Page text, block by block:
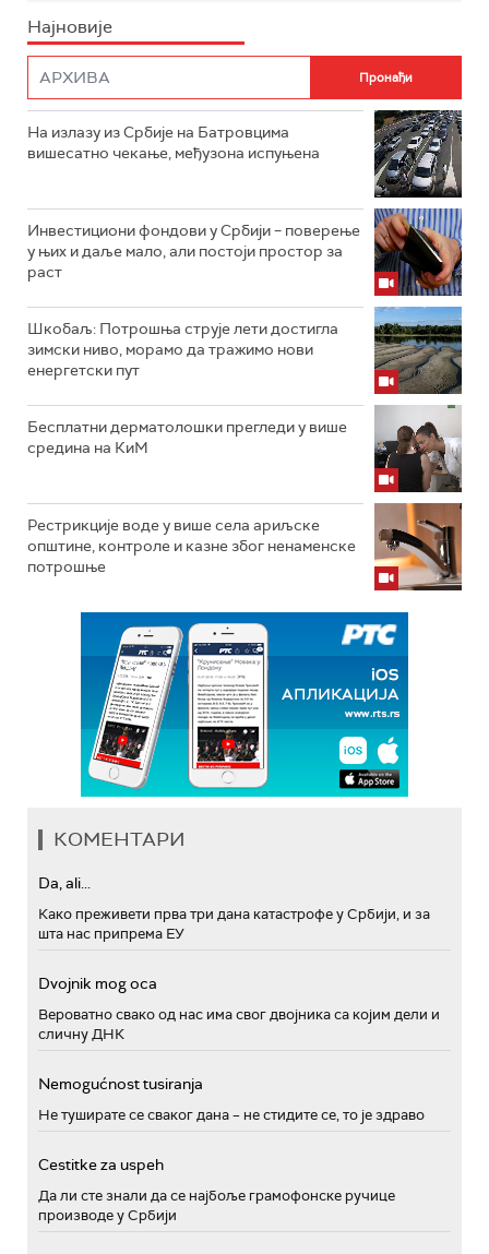
Најновије
На излазу из Србије на Батровцима
вишесатно чекање, међузона испуњена
Инвестициони фондови у Србији – поверење
у њих и даље мало, али постоји простор за
раст
Шкобаљ: Потрошња струје лети достигла
зимски ниво, морамо да тражимо нови
енергетски пут
Бесплатни дерматолошки прегледи у више
средина на КиМ
Рестрикције воде у више села ариљске
општине, контроле и казне због ненаменске
потрошње
КОМЕНТАРИ
Da, ali...
Како преживети прва три дана катастрофе у Србији, и за
шта нас припрема ЕУ
Dvojnik mog oca
Вероватно свако од нас има свог двојника са којим дели и
сличну ДНК
Nemogućnost tusiranja
Не туширате се сваког дана – не стидите се, то је здраво
Cestitke za uspeh
Да ли сте знали да се најбоље грамофонске ручице
производе у Србији